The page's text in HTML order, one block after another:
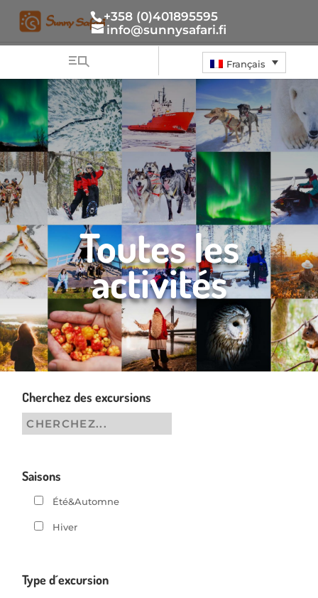
+358 (0)401895595
info@sunnysafari.fi
Français
Toutes les
activités
Cherchez des excursions
Saisons
Été&Automne
Hiver
Type d´excursion